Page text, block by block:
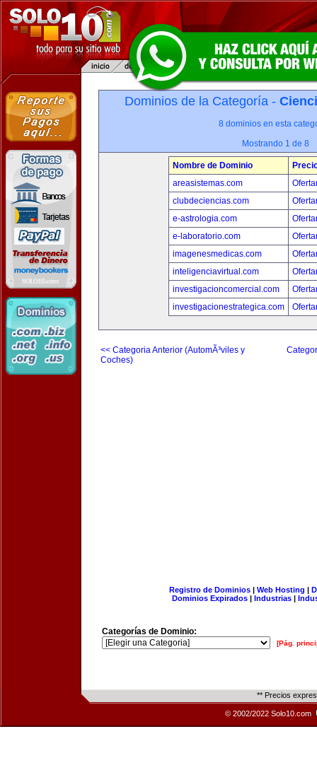
Dominios de la Categoría -
8 dominios en esta
Mostrando 1 de 8
Nombre de Dominio
areasistemas.com
clubdeciencias.com
e-astrologia.com
e-laboratorio.com
imagenesmedicas.com
inteligenciavirtual.com
investigacioncomercial.com
investigacionestrategica.com
<< Categoria Anterior (AutomÃ³viles y
Coches)
Registro de Dominios| Web Hosting |
Dominios Expirados | Industrias |
Categorías de Dominio:
[Pág.
** Precios
© 2002/2022 Solo10.com